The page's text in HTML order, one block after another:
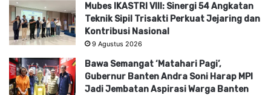
Mubes IKASTRI VIII: Sinergi 54 Angkatan
Teknik Sipil Trisakti Perkuat Jejaring dan
Kontribusi Nasional
9 Agustus 2026
Bawa Semangat ‘Matahari Pagi’,
Gubernur Banten Andra Soni Harap MPI
Jadi Jembatan Aspirasi Warga Banten